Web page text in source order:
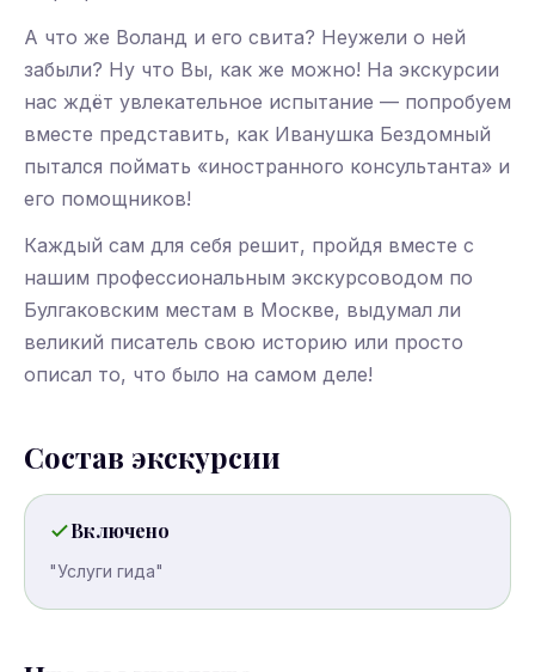
А что же Воланд и его свита? Неужели о ней
забыли? Ну что Вы, как же можно! На экскурсии
нас ждёт увлекательное испытание — попробуем
вместе представить, как Иванушка Бездомный
пытался поймать «иностранного консультанта» и
его помощников!
Каждый сам для себя решит, пройдя вместе с
нашим профессиональным экскурсоводом по
Булгаковским местам в Москве, выдумал ли
великий писатель свою историю или просто
описал то, что было на самом деле!
Состав экскурсии
Включено
"Услуги гида"